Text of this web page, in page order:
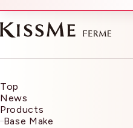
Top
News
Products
Base Make